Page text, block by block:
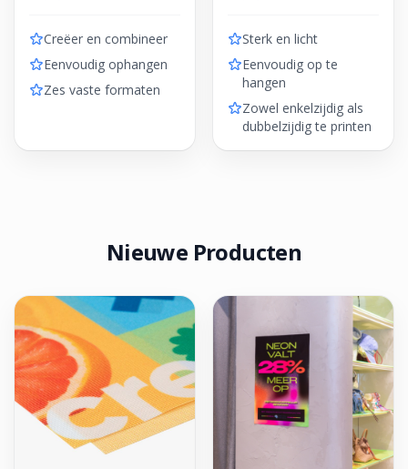
Creëer en combineer
Eenvoudig ophangen
Zes vaste formaten
Sterk en licht
Eenvoudig op te
hangen
Zowel enkelzijdig als
dubbelzijdig te printen
Nieuwe Producten